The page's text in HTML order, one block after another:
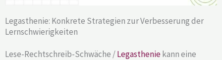
Legasthenie: Konkrete Strategien zur Verbesserung der
Lernschwierigkeiten
Lese-Rechtschreib-Schwäche /Legastheniekann eine